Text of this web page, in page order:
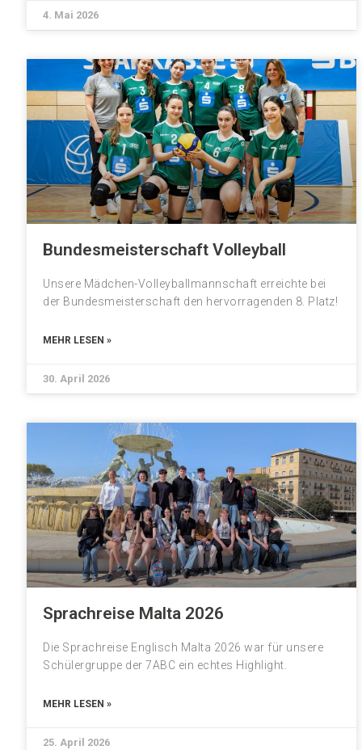
4. Mai 2026
Bundesmeisterschaft Volleyball
Unsere Mädchen-Volleyballmannschaft erreichte bei
der Bundesmeisterschaft den hervorragenden 8. Platz!
MEHR LESEN »
30. April 2026
Sprachreise Malta 2026
Die Sprachreise Englisch Malta 2026 war für unsere
Schülergruppe der 7ABC ein echtes Highlight.
MEHR LESEN »
25. April 2026